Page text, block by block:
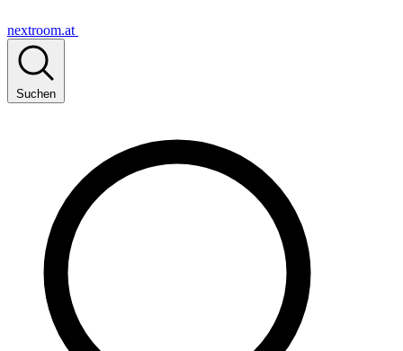
nextroom.at
Suchen